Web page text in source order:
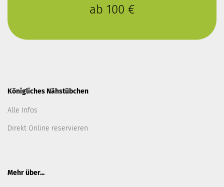
ab 100 €
Königliches Nähstübchen
Alle Infos
Direkt Online reservieren
Mehr über...